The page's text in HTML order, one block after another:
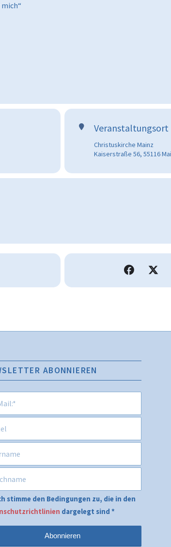
Veranstaltungsort
Christuskirche Mainz
Kaiserstraße 56, 55116
ABONNIEREN
stimme den Bedingungen zu, die in den
dargelegt sind*